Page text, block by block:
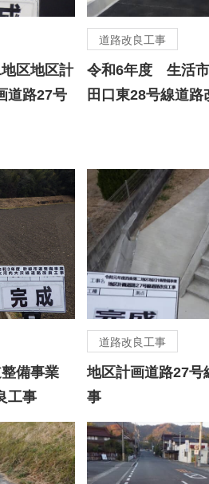
区地区計
道路27号
道路改良工事
令和6年度 生活
田口東28号線道路
備事業
工事
道路改良工事
地区計画道路27号
事